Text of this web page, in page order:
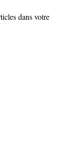
dans votre